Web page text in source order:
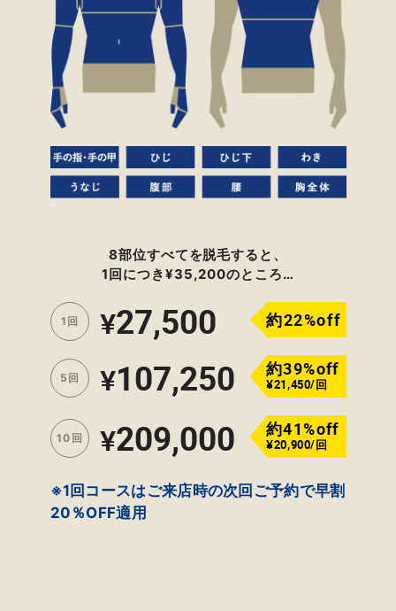
8部位すべてを脱毛すると、
1回につき¥35,200のところ…
1回 ¥27,500 約22%off
5回 ¥107,250 約39%off
¥21,450/回
10回 ¥209,000 約41%off
¥20,900/回
※1回コースはご来店時の次回ご予約で早割
20％OFF適用